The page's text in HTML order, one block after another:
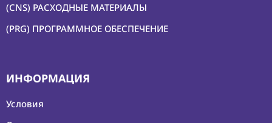
(CNS) РАСХОДНЫЕ МАТЕРИАЛЫ
(PRG) ПРОГРАММНОЕ ОБЕСПЕЧЕНИЕ
ИНФОРМАЦИЯ
Условия